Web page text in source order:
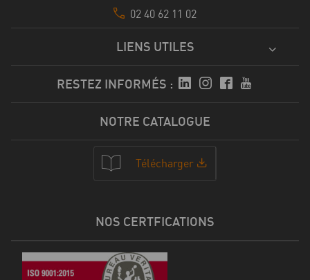
02 40 62 11 02
LIENS UTILES
RESTEZ INFORMÉS :
NOTRE CATALOGUE
Télécharger
NOS CERTFICATIONS